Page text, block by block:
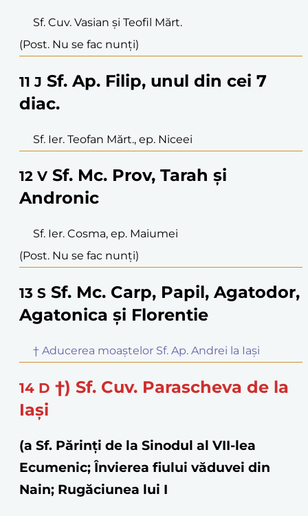
Sf. Cuv. Vasian și Teofil Mărt.
(Post. Nu se fac nunți)
11 J Sf. Ap. Filip, unul din cei 7
diac.
Sf. Ier. Teofan Mărt., ep. Niceei
12 V Sf. Mc. Prov, Tarah și
Andronic
Sf. Ier. Cosma, ep. Maiumei
(Post. Nu se fac nunți)
13 S Sf. Mc. Carp, Papil, Agatodor,
Agatonica și Florentie
† Aducerea moaștelor Sf. Ap. Andrei la Iași
14 D †) Sf. Cuv. Parascheva de la
Iași
(a Sf. Părinţi de la Sinodul al VII-lea
Ecumenic; Învierea fiului văduvei din
Nain; Rugăciunea lui I